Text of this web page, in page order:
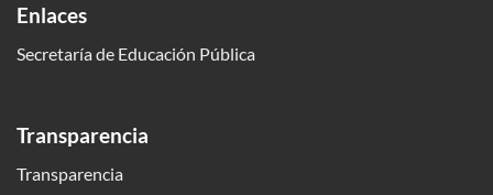
Enlaces
Secretaría de Educación Pública
Transparencia
Transparencia